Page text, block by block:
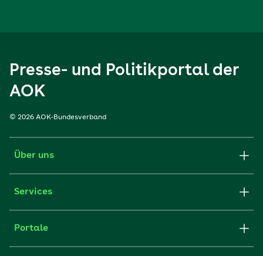
Presse- und Politikportal der
AOK
© 2026 AOK-Bundesverband
Über uns
Services
Portale